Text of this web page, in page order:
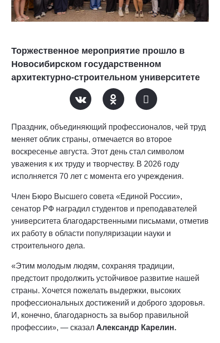
Торжественное мероприятие прошло в
Новосибирском государственном
архитектурно-строительном университете
Праздник, объединяющий профессионалов, чей труд
меняет облик страны, отмечается во второе
воскресенье августа. Этот день стал символом
уважения к их труду и творчеству. В 2026 году
исполняется 70 лет с момента его учреждения.
Член Бюро Высшего совета «Единой России»,
сенатор РФ наградил студентов и преподавателей
университета благодарственными письмами, отметив
их работу в области популяризации науки и
строительного дела.
«Этим молодым людям, сохраняя традиции,
предстоит продолжить устойчивое развитие нашей
страны. Хочется пожелать выдержки, высоких
профессиональных достижений и доброго здоровья.
И, конечно, благодарность за выбор правильной
профессии», — сказал Александр Карелин.